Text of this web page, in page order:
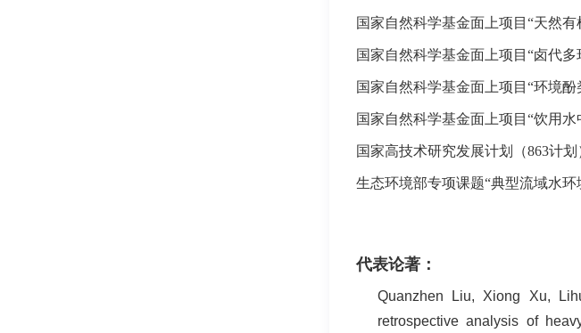
国家自然科学基金面上项目“天然
国家自然科学基金面上项目“卤代
国家自然科学基金面上项目“环境
国家自然科学基金面上项目“饮用
国家高技术研究发展计划（863计划
生态环境部专项课题“典型流域水
代表论著：
Quanzhen Liu, Xiong Xu,
retrospective analysis of